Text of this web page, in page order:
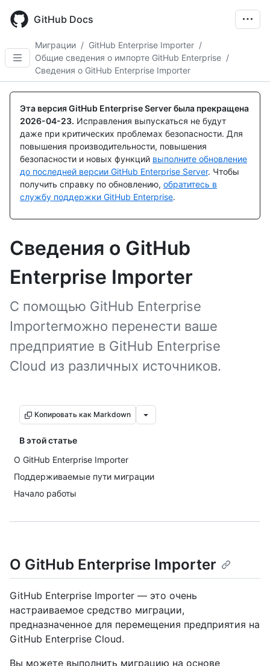
main
GitHub Docs
Миграции / GitHub Enterprise Importer /
Общие сведения о импорте GitHub Enterprise /
Сведения о GitHub Enterprise Importer
Эта версия GitHub Enterprise Server была прекращена
2026-04-23. Исправления выпускаться не будут
даже при критических проблемах безопасности. Для
повышения производительности, повышения
безопасности и новых функций выполните обновление
до последней версии GitHub Enterprise Server. Чтобы
получить справку по обновлению, обратитесь в
службу поддержки GitHub Enterprise.
Сведения о GitHub
Enterprise Importer
С помощью GitHub Enterprise
Importerможно перенести ваше
предприятие в GitHub Enterprise
Cloud из различных источников.
Копировать как Markdown
В этой статье
О GitHub Enterprise Importer
Поддерживаемые пути миграции
Начало работы
О GitHub Enterprise Importer
GitHub Enterprise Importer — это очень
настраиваемое средство миграции,
предназначенное для перемещения предприятия на
GitHub Enterprise Cloud.
Вы можете выполнить миграцию на основе